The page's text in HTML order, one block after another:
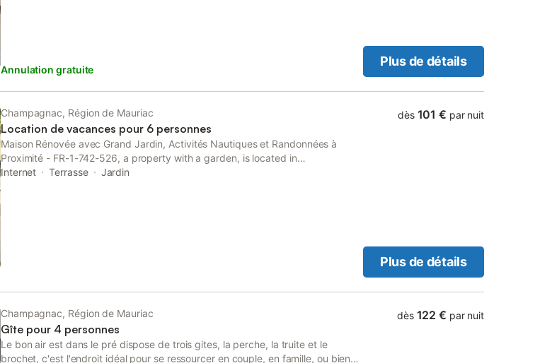
ombragée, un jardin fleuri et arboré avec un portique de jeux pour les enfants.
aux alentours : - pêche et activités nautiques sur la Dordogne ou les lacs
environnants (à moins de 20 mn); - randonnées au cœur des massifs et du
pays auvergnats; - visites de sites et curiosités locales; - ski l'hiver dans les
stations (à moins d'une heure). Idéal pour un séjour de découverte de la région
aux multiples attraits (paysages, nature, activités de détente ou sportives,
Annulation gratuite
Plus de détails
Champagnac, Région de Mauriac
Location de vacances pour 6 personnes
Maison Rénovée avec Grand Jardin, Activités Nautiques et Randonnées à
Proximité - FR-1-742-526, a property with a garden, is located in
Champagnac, 28 km from Val Saint-Jean Golf Course.
Internet Terrasse Jardin
dès 101 € par nuit
Plus de détails
Champagnac, Région de Mauriac
Gîte pour 4 personnes
Le bon air est dans le pré dispose de trois gites, la perche, la truite et le
brochet, c'est l'endroit idéal pour se ressourcer en couple, en famille, ou bien
dès 122 € par nuit